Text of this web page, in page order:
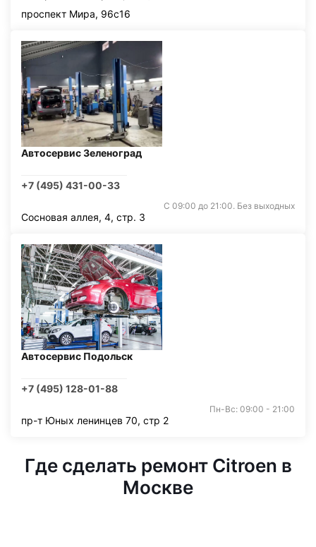
проспект Мира, 96с16
Автосервис Зеленоград
+7 (495) 431-00-33
С 09:00 до 21:00. Без выходных
Сосновая аллея, 4, стр. 3
Автосервис Подольск
+7 (495) 128-01-88
Пн-Вс: 09:00 - 21:00
пр-т Юных ленинцев 70, стр 2
Где сделать ремонт Citroen в
Москве